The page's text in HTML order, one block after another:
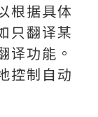
根据具体
只翻译某
译功能。
控制自动